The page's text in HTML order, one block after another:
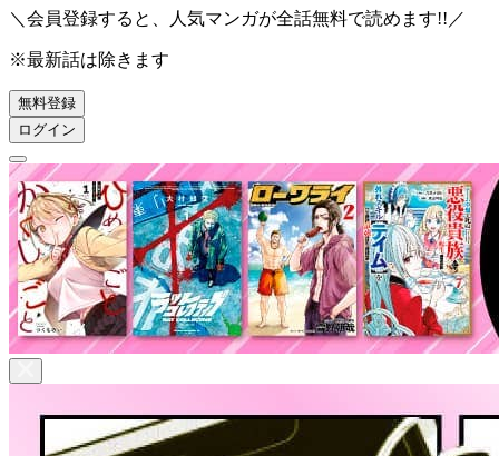
＼会員登録すると、人気マンガが全話無料で読めます!!／
※最新話は除きます
無料登録
ログイン